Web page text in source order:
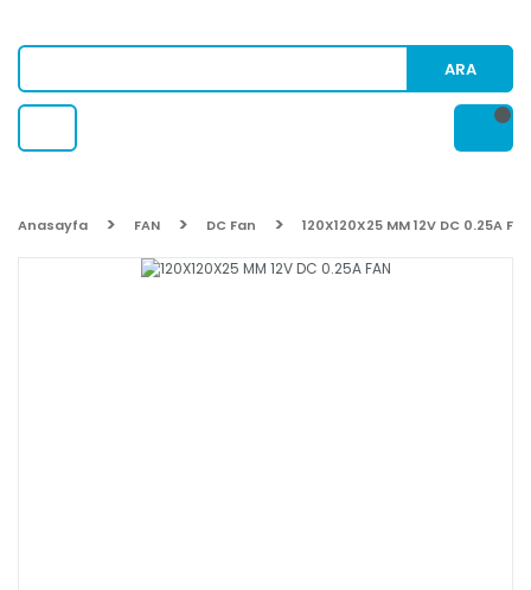
ARA
Anasayfa FAN DC Fan 120X120X25 MM 12V DC 0.25A FAN